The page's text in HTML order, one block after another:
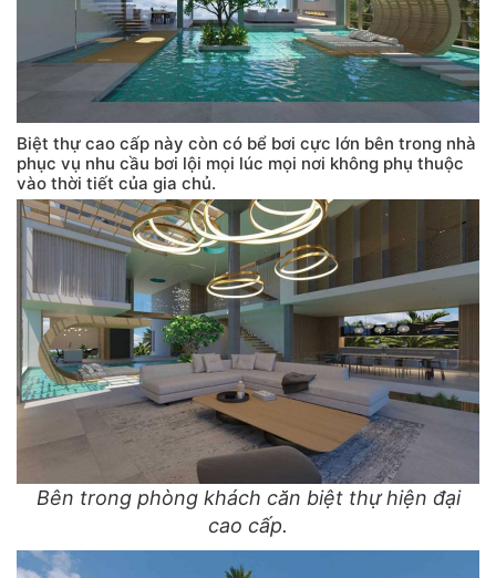
Biệt thự cao cấp này còn có bể bơi cực lớn bên trong nhà
phục vụ nhu cầu bơi lội mọi lúc mọi nơi không phụ thuộc
vào thời tiết của gia chủ.
Bên trong phòng khách căn biệt thự hiện đại
cao cấp.